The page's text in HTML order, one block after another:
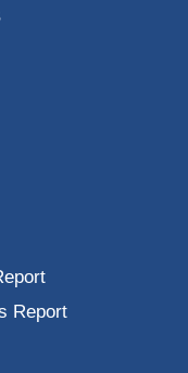
Report